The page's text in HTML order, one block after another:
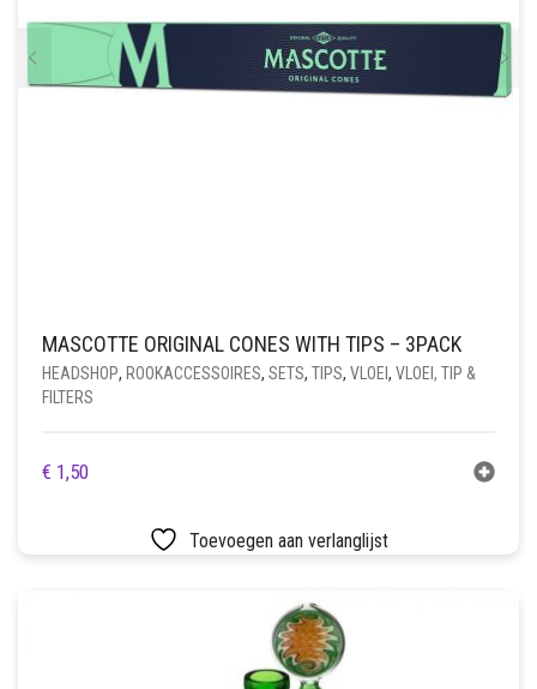
MASCOTTE ORIGINAL CONES WITH TIPS – 3PACK
HEADSHOP, ROOKACCESSOIRES, SETS, TIPS, VLOEI , VLOEI, TIP &
FILTERS
€ 1,50
Toevoegen aan verlanglijst